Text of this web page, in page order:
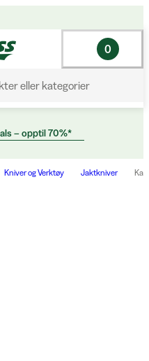
eller kategorier
0
– opptil 70%*
Kniver og Verktøy Jaktkniver